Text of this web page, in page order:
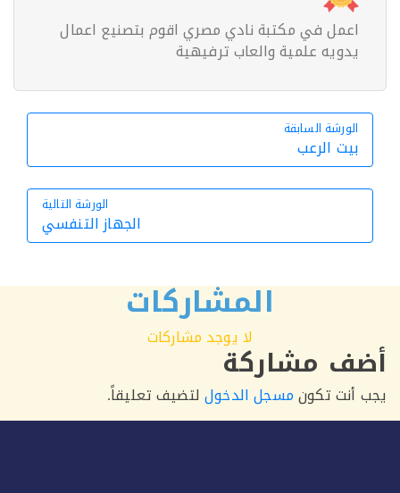
اعمل في مكتبة نادي مصري اقوم بتصنيع اعمال
يدويه علمية والعاب ترفيهية
الورشة السابقة
الورشة السابقة
بيت الرعب
الورشة التالية
الورشة
الجهاز التنفسي
المشاركات
لا يوجد مشاركات
مشاركة
تكونمسجل الدخوللتضيف تعليقاً.